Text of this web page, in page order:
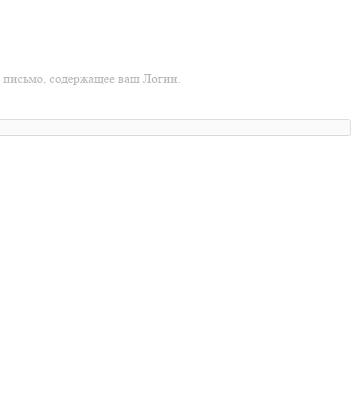
письмо, содержащее ваш Логин.